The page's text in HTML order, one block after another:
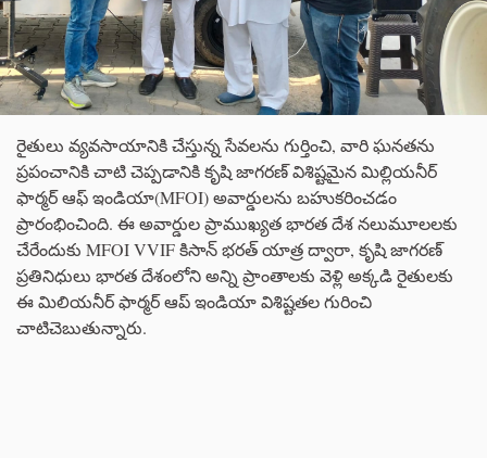
రైతులు వ్యవసాయానికి చేస్తున్న సేవలను గుర్తించి, వారి ఘనతను
ప్రపంచానికి చాటి చెప్పడానికి కృషి జాగరణ్ విశిష్టమైన మిల్లియనీర్
ఫార్మర్ ఆఫ్ ఇండియా(MFOI) అవార్డులను బహుకరించడం
ప్రారంభించింది. ఈ అవార్డుల ప్రాముఖ్యత భారత దేశ నలుమూలలకు
చేరేందుకు MFOI VVIF కిసాన్ భరత్ యాత్ర ద్వారా, కృషి జాగరణ్
ప్రతినిధులు భారత దేశంలోని అన్ని ప్రాంతాలకు వెళ్లి అక్కడి రైతులకు
ఈ మిలియనీర్ ఫార్మర్ ఆప్ ఇండియా విశిష్టతల గురించి
చాటిచెబుతున్నారు.